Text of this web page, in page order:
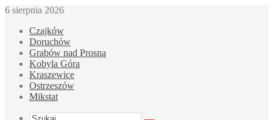
6 sierpnia 2026
Czajków
Doruchów
Grabów nad Prosną
Kobyla Góra
Kraszewice
Ostrzeszów
Mikstat